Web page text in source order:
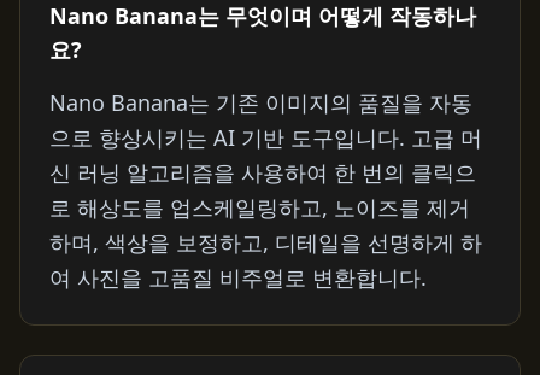
Nano Banana는 무엇이며 어떻게 작동하나
요?
Nano Banana는 기존 이미지의 품질을 자동
으로 향상시키는 AI 기반 도구입니다. 고급 머
신 러닝 알고리즘을 사용하여 한 번의 클릭으
로 해상도를 업스케일링하고, 노이즈를 제거
하며, 색상을 보정하고, 디테일을 선명하게 하
여 사진을 고품질 비주얼로 변환합니다.